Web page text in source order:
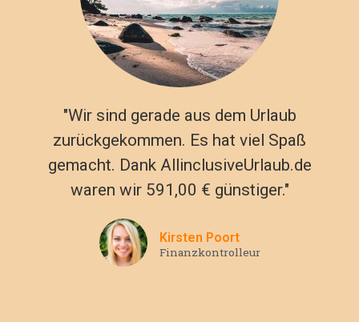
"Wir sind gerade aus dem Urlaub
zurückgekommen. Es hat viel Spaß
gemacht. Dank AllinclusiveUrlaub.de
waren wir 591,00 € günstiger."
Kirsten Poort
Finanzkontrolleur